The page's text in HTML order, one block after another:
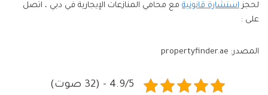
لحجز استشارة قانونية مع محامي المنازعات الإيجارية في دبي ، اتصل
على :
المصدر: propertyfinder.ae
4.9/5 - (32 صوت)